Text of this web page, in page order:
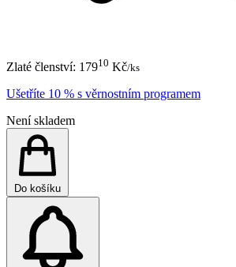
Zlaté členství: 17910 Kč/ks
Ušetříte 10 % s věrnostním programem
Není skladem
Do košíku